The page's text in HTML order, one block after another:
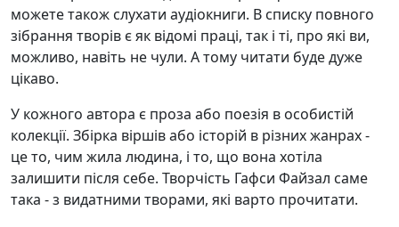
можете також слухати аудіокниги. В списку повного
зібрання творів є як відомі праці, так і ті, про які ви,
можливо, навіть не чули. А тому читати буде дуже
цікаво.
У кожного автора є проза або поезія в особистій
колекції. Збірка віршів або історій в різних жанрах -
це то, чим жила людина, і то, що вона хотіла
залишити після себе. Творчість Гафси Файзал саме
така - з видатними творами, які варто прочитати.